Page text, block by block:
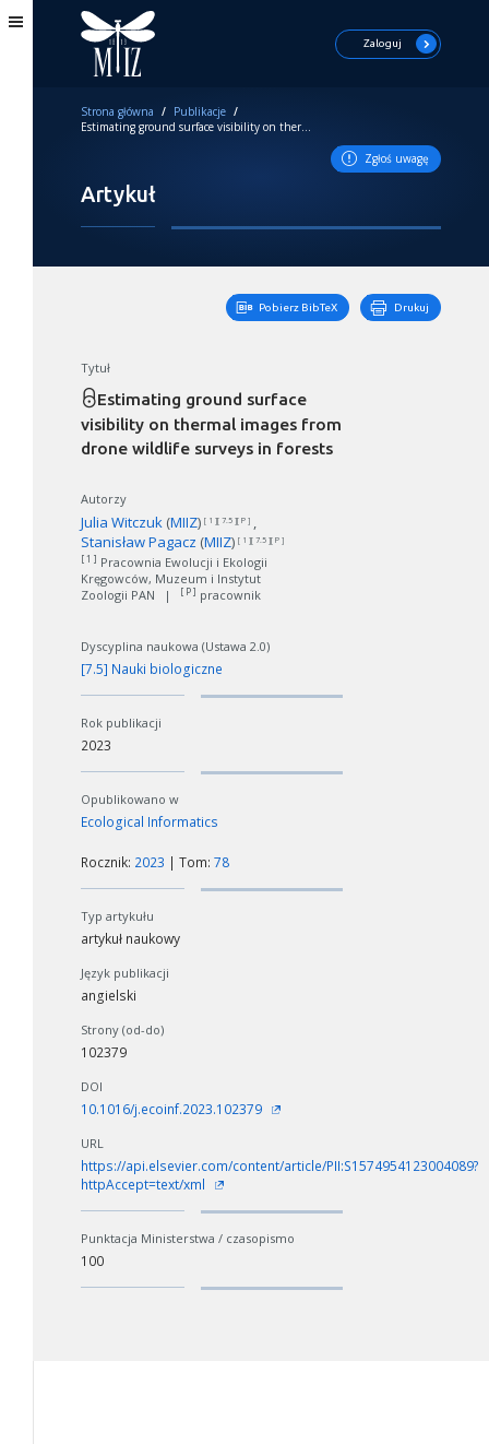
Zaloguj
Strona główna / Publikacje /
Estimating ground surface visibility on thermal images from drone wildlife surveys in forests
Zgłoś uwagę
Artykuł
Pobierz BibTeX Drukuj
Tytuł
Estimating ground surface
visibility on thermal images from
drone wildlife surveys in forests
Autorzy
Julia Witczuk (MIIZ) [ 1 ][ 7.5 ][ P ]
Stanisław Pagacz (MIIZ) [ 1 ][ 7.5 ][ P ]
[ 1 ] Pracownia Ewolucji i Ekologii
Kręgowców, Muzeum i Instytut
Zoologii PAN
| [ P ] pracownik
Dyscyplina naukowa (Ustawa 2.0)
[7.5] Nauki biologiczne
Rok publikacji
2023
Opublikowano w
Ecological Informatics
Rocznik: 2023 | Tom: 78
Typ artykułu
artykuł naukowy
Język publikacji
angielski
Strony (od-do)
102379
DOI
10.1016/j.ecoinf.2023.102379
URL
https://api.elsevier.com/content/article/PII:S1574954123004089?
httpAccept=text/xml
Punktacja Ministerstwa / czasopismo
100